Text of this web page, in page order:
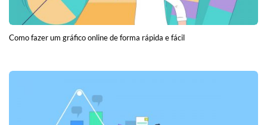
Como fazer um gráfico online de forma rápida e fácil